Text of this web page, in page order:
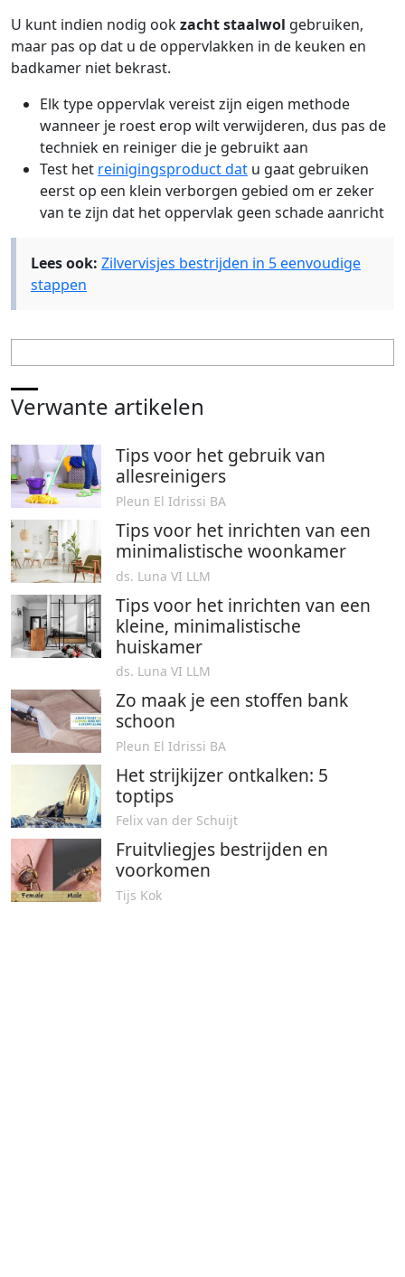
U kunt indien nodig ookzacht staalwol gebruiken,
maar pas op dat u de oppervlakken in de keuken en
badkamer niet bekrast.
Elk type oppervlak vereist zijn eigen methode
wanneer je roest erop wilt verwijderen, dus pas de
techniek en reiniger die je gebruikt aan
Test het reinigingsproduct dat u gaat gebruiken
eerst op een klein verborgen gebied om er zeker
van te zijn dat het oppervlak geen schade aanricht
Lees ook: Zilvervisjes bestrijden in 5 eenvoudige
stappen
Verwante artikelen
Tips voor het gebruik van
allesreinigers
Pleun El Idrissi BA
Tips voor het inrichten van een
minimalistische woonkamer
ds. Luna VI LLM
Tips voor het inrichten van een
kleine, minimalistische
huiskamer
ds. Luna VI LLM
Zo maak je een stoffen bank
schoon
Pleun El Idrissi BA
Het strijkijzer ontkalken: 5
toptips
Felix van der Schuijt
Fruitvliegjes bestrijden en
voorkomen
Tijs Kok